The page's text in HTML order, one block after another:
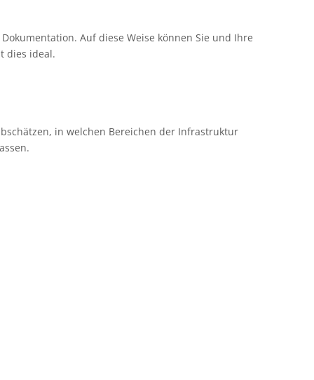
Auf diese Weise können Sie und Ihre
dies ideal.
in welchen Bereichen der Infrastruktur